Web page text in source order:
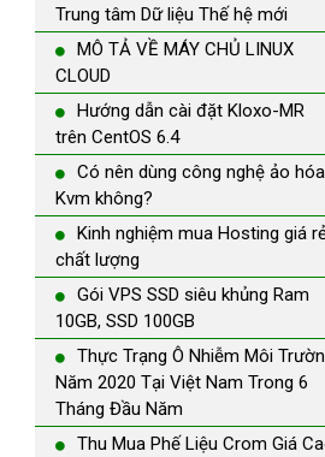
Trung tâm Dữ liệu Thế hệ mới
MÔ TẢ VỀ MÁY CHỦ LINUX
CLOUD
Hướng dẫn cài đặt Kloxo-MR
trên CentOS 6.4
Có nên dùng công nghệ ảo hóa
Kvm không?
Kinh nghiệm mua Hosting giá
chất lượng
Gói VPS SSD siêu khủng Ram
10GB, SSD 100GB
Thực Trạng Ô Nhiễm Môi
Năm 2020 Tại Việt Nam Trong 6
Tháng Đầu Năm
Thu Mua Phế Liệu Crom Giá